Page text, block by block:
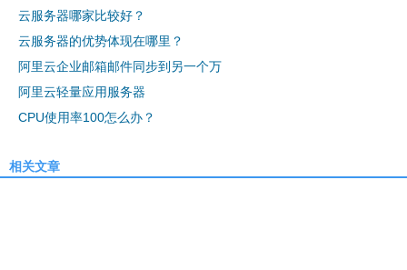
云服务器哪家比较好？
云服务器的优势体现在哪里？
阿里云企业邮箱邮件同步到另一个万
阿里云轻量应用服务器
CPU使用率100怎么办？
相关文章